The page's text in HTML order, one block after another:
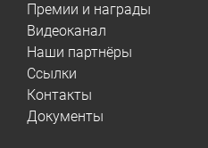
Премии и награды
Видеоканал
Наши партнёры
Ссылки
Контакты
Документы